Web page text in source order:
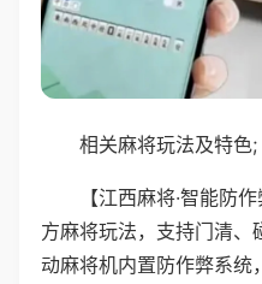
相关麻将玩法及特色;
【江西麻将·智能防
方麻将玩法，支持门清、
动麻将机内置防作弊系统